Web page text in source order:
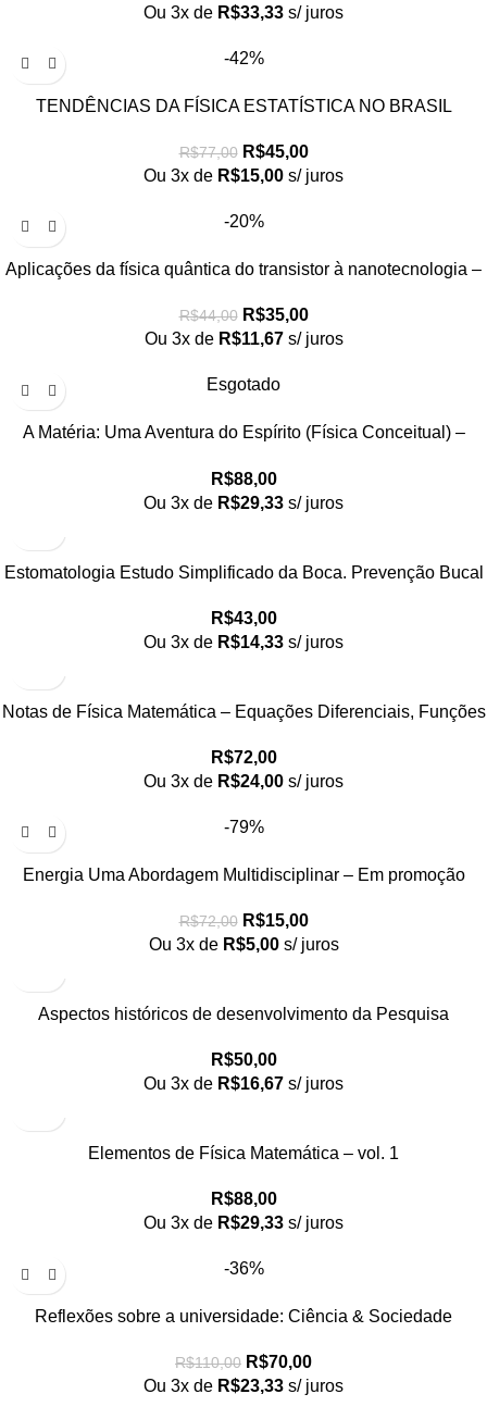
Ou 3x de R$33,33 s/ juros
-42%
TENDÊNCIAS DA FÍSICA ESTATÍSTICA NO BRASIL
R$77,00 R$45,00
Ou 3x de R$15,00 s/ juros
-20%
Aplicações da física quântica do transistor à nanotecnologia –
R$44,00 R$35,00
Ou 3x de R$11,67 s/ juros
Esgotado
A Matéria: Uma Aventura do Espírito (Física Conceitual) –
R$88,00
Ou 3x de R$29,33 s/ juros
Estomatologia Estudo Simplificado da Boca. Prevenção Bucal
R$43,00
Ou 3x de R$14,33 s/ juros
Notas de Física Matemática – Equações Diferenciais, Funções
R$72,00
Ou 3x de R$24,00 s/ juros
-79%
Energia Uma Abordagem Multidisciplinar – Em promoção
R$72,00 R$15,00
Ou 3x de R$5,00 s/ juros
Aspectos históricos de desenvolvimento da Pesquisa
R$50,00
Ou 3x de R$16,67 s/ juros
Elementos de Física Matemática – vol. 1
R$88,00
Ou 3x de R$29,33 s/ juros
-36%
Reflexões sobre a universidade: Ciência & Sociedade
R$110,00 R$70,00
Ou 3x de R$23,33 s/ juros